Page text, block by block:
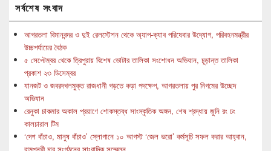
সর্বশেষ সংবাদ
আগরতলা বিমানবন্দর ও দুই রেলস্টেশন থেকে অ্যাপ-ক্যাব পরিষেবার উদ্যোগ, পরিবহনমন্ত্রীর
উচ্চপর্যায়ের বৈঠক
৫ সেপ্টেম্বর থেকে ত্রিপুরায় বিশেষ ভোটার তালিকা সংশোধন অভিযান, চূড়ান্ত তালিকা
প্রকাশ ২৩ ডিসেম্বর
যানজট ও জবরদখলমুক্ত রাজধানী গড়তে কড়া পদক্ষেপ, আগরতলায় পুর নিগমের উচ্ছেদ
অভিযান
রেনুকা চাকমার অকাল প্রয়াণে শোকস্তব্ধ সাংস্কৃতিক অঙ্গন, শেষ শ্রদ্ধায় জুনি রং ঢং
কালচারাল টিম
‘দেশ বাঁচাও, মানুষ বাঁচাও’ স্লোগানে ১০ আগস্ট ‘জেল ভরো’ কর্মসূচি সফল করার আহ্বান,